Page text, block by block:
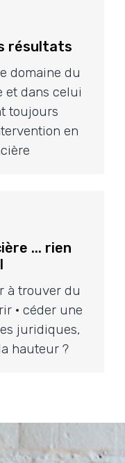
résultats
domaine du
et dans celui
toujours
en
... rien
à trouver du
· céder une
juridiques,
hauteur ?